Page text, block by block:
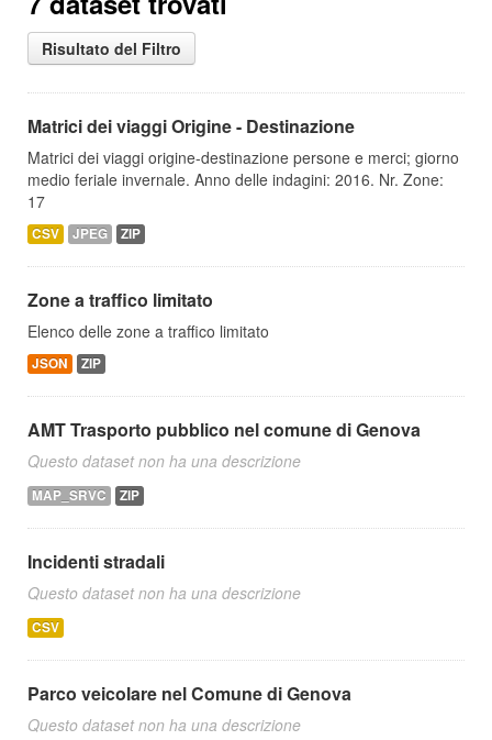
Risultato del Filtro
Matrici dei viaggi Origine - Destinazione
Matrici dei viaggi origine-destinazione persone e merci; giorno
medio feriale invernale. Anno delle indagini: 2016. Nr. Zone:
17
CSV JPEG ZIP
Zone a traffico limitato
Elenco delle zone a traffico limitato
JSON ZIP
AMT Trasporto pubblico nel comune di Genova
Questo dataset non ha una descrizione
MAP_SRVC ZIP
Incidenti stradali
Questo dataset non ha una descrizione
CSV
Parco veicolare nel Comune di Genova
Questo dataset non ha una descrizione